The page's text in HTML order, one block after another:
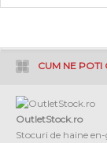
CUM NE POTI
OutletStock.ro
Stocuri de haine